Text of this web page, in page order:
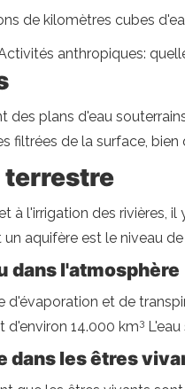
de kilomètres cubes
anthropiques:
des plans d'eau
filtrées de la surface,
terrestre
à l'irrigation des rivières,
aquifère est le niveau
dans l'atmosphère
d'évaporation et de
d'environ 14.000 km3
dans les êtres